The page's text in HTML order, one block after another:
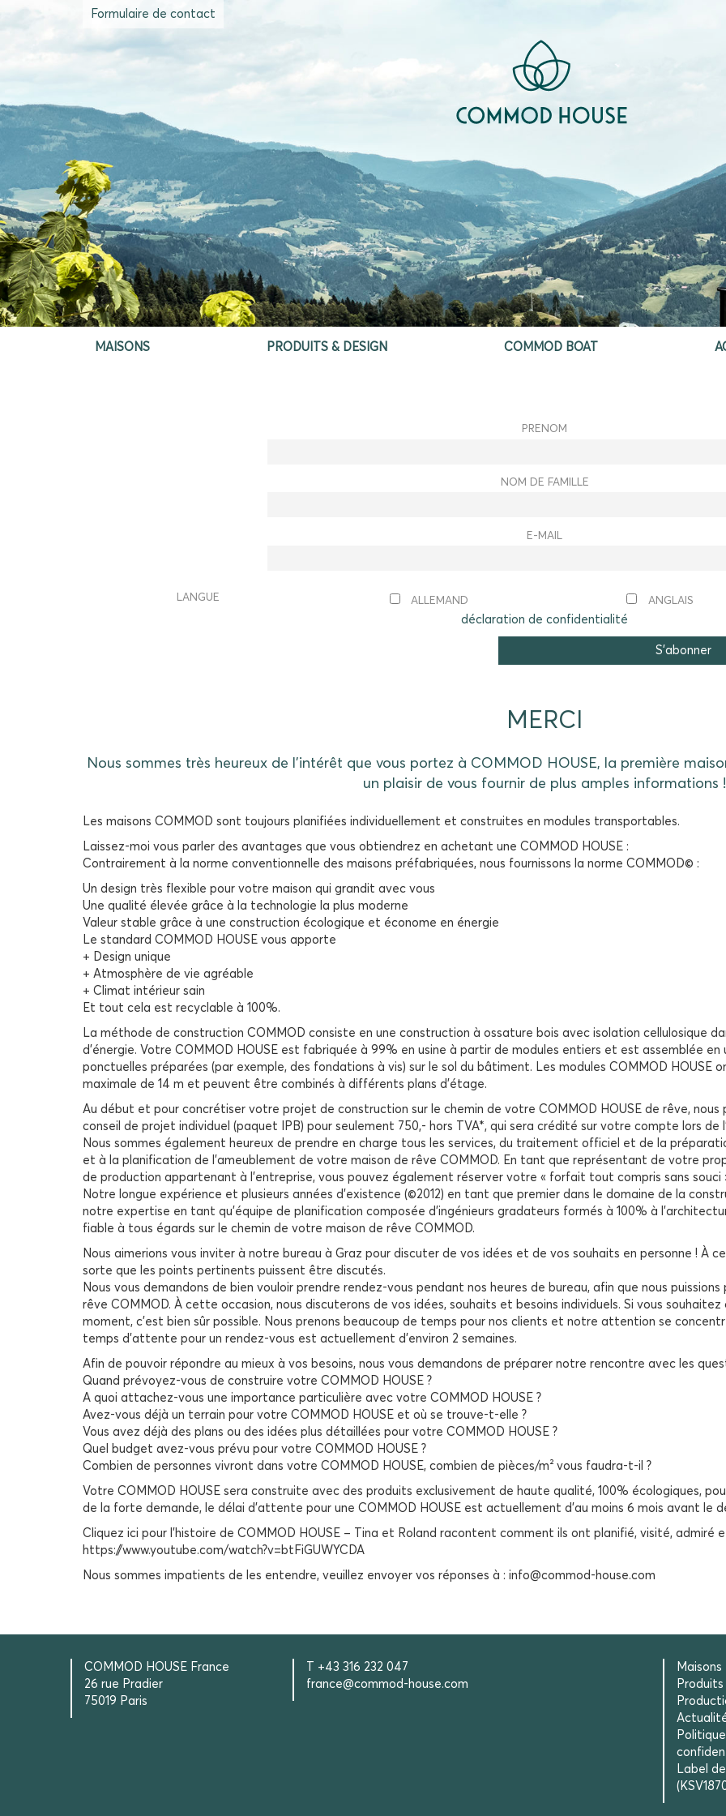
Formulaire de contact
MAISONS PRODUITS & DESIGN COMMOD BOAT
PRENOM
NOM DE FAMILLE
E-MAIL
LANGUE ALLEMAND ANGLAIS
déclaration de confidentialité
MERCI
Nous sommes très heureux de l'intérêt que vous portez à COMMOD HOUSE, la première
un plaisir de vous fournir de plus amples informations !
Les maisons COMMOD sont toujours planifiées individuellement et construites en modules transportables.
Laissez-moi vous parler des avantages que vous obtiendrez en achetant une COMMOD HOUSE :
Contrairement à la norme conventionnelle des maisons préfabriquées, nous fournissons la norme COMMOD© :
Un design très flexible pour votre maison qui grandit avec vous
Une qualité élevée grâce à la technologie la plus moderne
Valeur stable grâce à une construction écologique et économe en énergie
Le standard COMMOD HOUSE vous apporte
+ Design unique
+ Atmosphère de vie agréable
+ Climat intérieur sain
Et tout cela est recyclable à 100%.
La méthode de construction COMMOD consiste en une construction à ossature bois avec isolation cellulosique
d’énergie. Votre COMMOD HOUSE est fabriquée à 99% en usine à partir de modules entiers et est assemblée
ponctuelles préparées (par exemple, des fondations à vis) sur le sol du bâtiment. Les modules COMMOD HOUSE
maximale de 14 m et peuvent être combinés à différents plans d’étage.
Au début et pour concrétiser votre projet de construction sur le chemin de votre COMMOD HOUSE de rêve,
conseil de projet individuel (paquet IPB) pour seulement 750,- hors TVA*, qui sera crédité sur votre compte lors de
Nous sommes également heureux de prendre en charge tous les services, du traitement officiel et de la
et à la planification de l’ameublement de votre maison de rêve COMMOD. En tant que représentant de votre
de production appartenant à l’entreprise, vous pouvez également réserver votre « forfait tout compris sans souci
Notre longue expérience et plusieurs années d’existence (©2012) en tant que premier dans le domaine de la
notre expertise en tant qu’équipe de planification composée d’ingénieurs gradateurs formés à 100% à
fiable à tous égards sur le chemin de votre maison de rêve COMMOD.
Nous aimerions vous inviter à notre bureau à Graz pour discuter de vos idées et de vos souhaits en personne !
sorte que les points pertinents puissent être discutés.
Nous vous demandons de bien vouloir prendre rendez-vous pendant nos heures de bureau, afin que nous
rêve COMMOD. À cette occasion, nous discuterons de vos idées, souhaits et besoins individuels. Si vous
moment, c’est bien sûr possible. Nous prenons beaucoup de temps pour nos clients et notre attention se
temps d’attente pour un rendez-vous est actuellement d’environ 2 semaines.
Afin de pouvoir répondre au mieux à vos besoins, nous vous demandons de préparer notre rencontre avec les
Quand prévoyez-vous de construire votre COMMOD HOUSE ?
A quoi attachez-vous une importance particulière avec votre COMMOD HOUSE ?
Avez-vous déjà un terrain pour votre COMMOD HOUSE et où se trouve-t-elle ?
Vous avez déjà des plans ou des idées plus détaillées pour votre COMMOD HOUSE ?
Quel budget avez-vous prévu pour votre COMMOD HOUSE ?
Combien de personnes vivront dans votre COMMOD HOUSE, combien de pièces/m² vous faudra-t-il ?
Votre COMMOD HOUSE sera construite avec des produits exclusivement de haute qualité, 100% écologiques,
de la forte demande, le délai d’attente pour une COMMOD HOUSE est actuellement d’au moins 6 mois avant le
Cliquez ici pour l’histoire de COMMOD HOUSE – Tina et Roland racontent comment ils ont planifié, visité, admiré
https://www.youtube.com/watch?v=btFiGUWYCDA
Nous sommes impatients de les entendre, veuillez envoyer vos réponses à : info@commod-house.com
COMMOD HOUSE France
26 rue Pradier
75019 Paris
T +43 316 232 047
france@commod-house.com
Maisons
Produits
Label